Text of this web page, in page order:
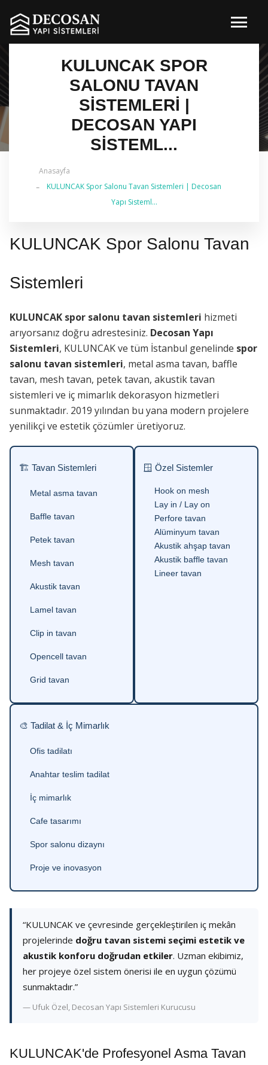
KULUNCAK SPOR
SALONU TAVAN
SISTEMLERI |
DECOSAN YAPI
SISTEML...
Anasayfa
KULUNCAK Spor Salonu Tavan Sistemleri | Decosan
Yapı Sisteml...
KULUNCAK Spor Salonu Tavan
Sistemleri
KULUNCAK spor salonu tavan sistemleri hizmeti
arıyorsanız doğru adrestesiniz. Decosan Yapı
Sistemleri, KULUNCAK ve tüm İstanbul genelinde spor
salonu tavan sistemleri, metal asma tavan, baffle
tavan, mesh tavan, petek tavan, akustik tavan
sistemleri ve iç mimarlık dekorasyon hizmetleri
sunmaktadır. 2019 yılından bu yana modern projelere
yenilikçi ve estetik çözümler üretiyoruz.
🏗 Tavan Sistemleri
Metal asma tavan
Baffle tavan
Petek tavan
Mesh tavan
Akustik tavan
Lamel tavan
Clip in tavan
Opencell tavan
Grid tavan
🪟 Özel Sistemler
Hook on mesh
Lay in / Lay on
Perfore tavan
Alüminyum tavan
Akustik ahşap tavan
Akustik baffle tavan
Lineer tavan
🎨 Tadilat & İç Mimarlık
Ofis tadilatı
Anahtar teslim tadilat
İç mimarlık
Cafe tasarımı
Spor salonu dizaynı
Proje ve inovasyon
“KULUNCAK ve çevresinde gerçekleştirilen iç mekân
projelerinde doğru tavan sistemi seçimi estetik ve
akustik konforu doğrudan etkiler. Uzman ekibimiz,
her projeye özel sistem önerisi ile en uygun çözümü
sunmaktadır.”
— Ufuk Özel, Decosan Yapı Sistemleri Kurucusu
KULUNCAK'de Profesyonel Asma Tavan